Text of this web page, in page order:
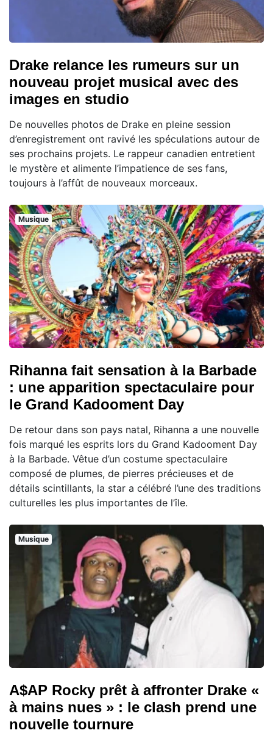
Drake relance les rumeurs sur un
nouveau projet musical avec des
images en studio
De nouvelles photos de Drake en pleine session
d’enregistrement ont ravivé les spéculations autour de
ses prochains projets. Le rappeur canadien entretient
le mystère et alimente l’impatience de ses fans,
toujours à l’affût de nouveaux morceaux.
Musique
Rihanna fait sensation à la Barbade
: une apparition spectaculaire pour
le Grand Kadooment Day
De retour dans son pays natal, Rihanna a une nouvelle
fois marqué les esprits lors du Grand Kadooment Day
à la Barbade. Vêtue d’un costume spectaculaire
composé de plumes, de pierres précieuses et de
détails scintillants, la star a célébré l’une des traditions
culturelles les plus importantes de l’île.
Musique
A$AP Rocky prêt à affronter Drake «
à mains nues » : le clash prend une
nouvelle tournure